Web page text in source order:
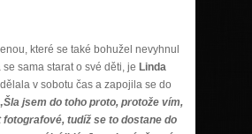
které se také bohužel nevyhnul
sama starat o své děti, je Linda
v sobotu čas a zapojila se do
jsem do toho proto, protože vím,
fotografové, tudíž se to dostane do